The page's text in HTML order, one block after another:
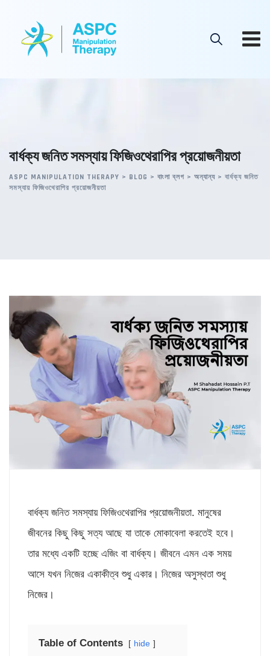
content
বার্ধক্য জনিত সমস্যায় ফিজিওথেরাপির প্রয়োজনীয়তা
ASPC MANIPULATION THERAPY > BLOG > বাংলা ব্লগ > অন্যান্য > বার্ধক্য জনিত
সমস্যায় ফিজিওথেরাপির প্রয়োজনীয়তা
বার্ধক্য জনিত সমস্যায় ফিজিওথেরাপির প্রয়োজনীয়তা. মানুষের
জীবনের কিছু কিছু সত্য আছে যা তাকে মোকাবেলা করতেই হবে।
তার মধ্যে একটি হচ্ছে এজিং বা বার্ধক্য। জীবনে এমন এক সময়
আসে যখন নিজের একাকীত্ব শুধু্ একার। নিজের অসুস্থতা শুধু
নিজের।
Table of Contents hide